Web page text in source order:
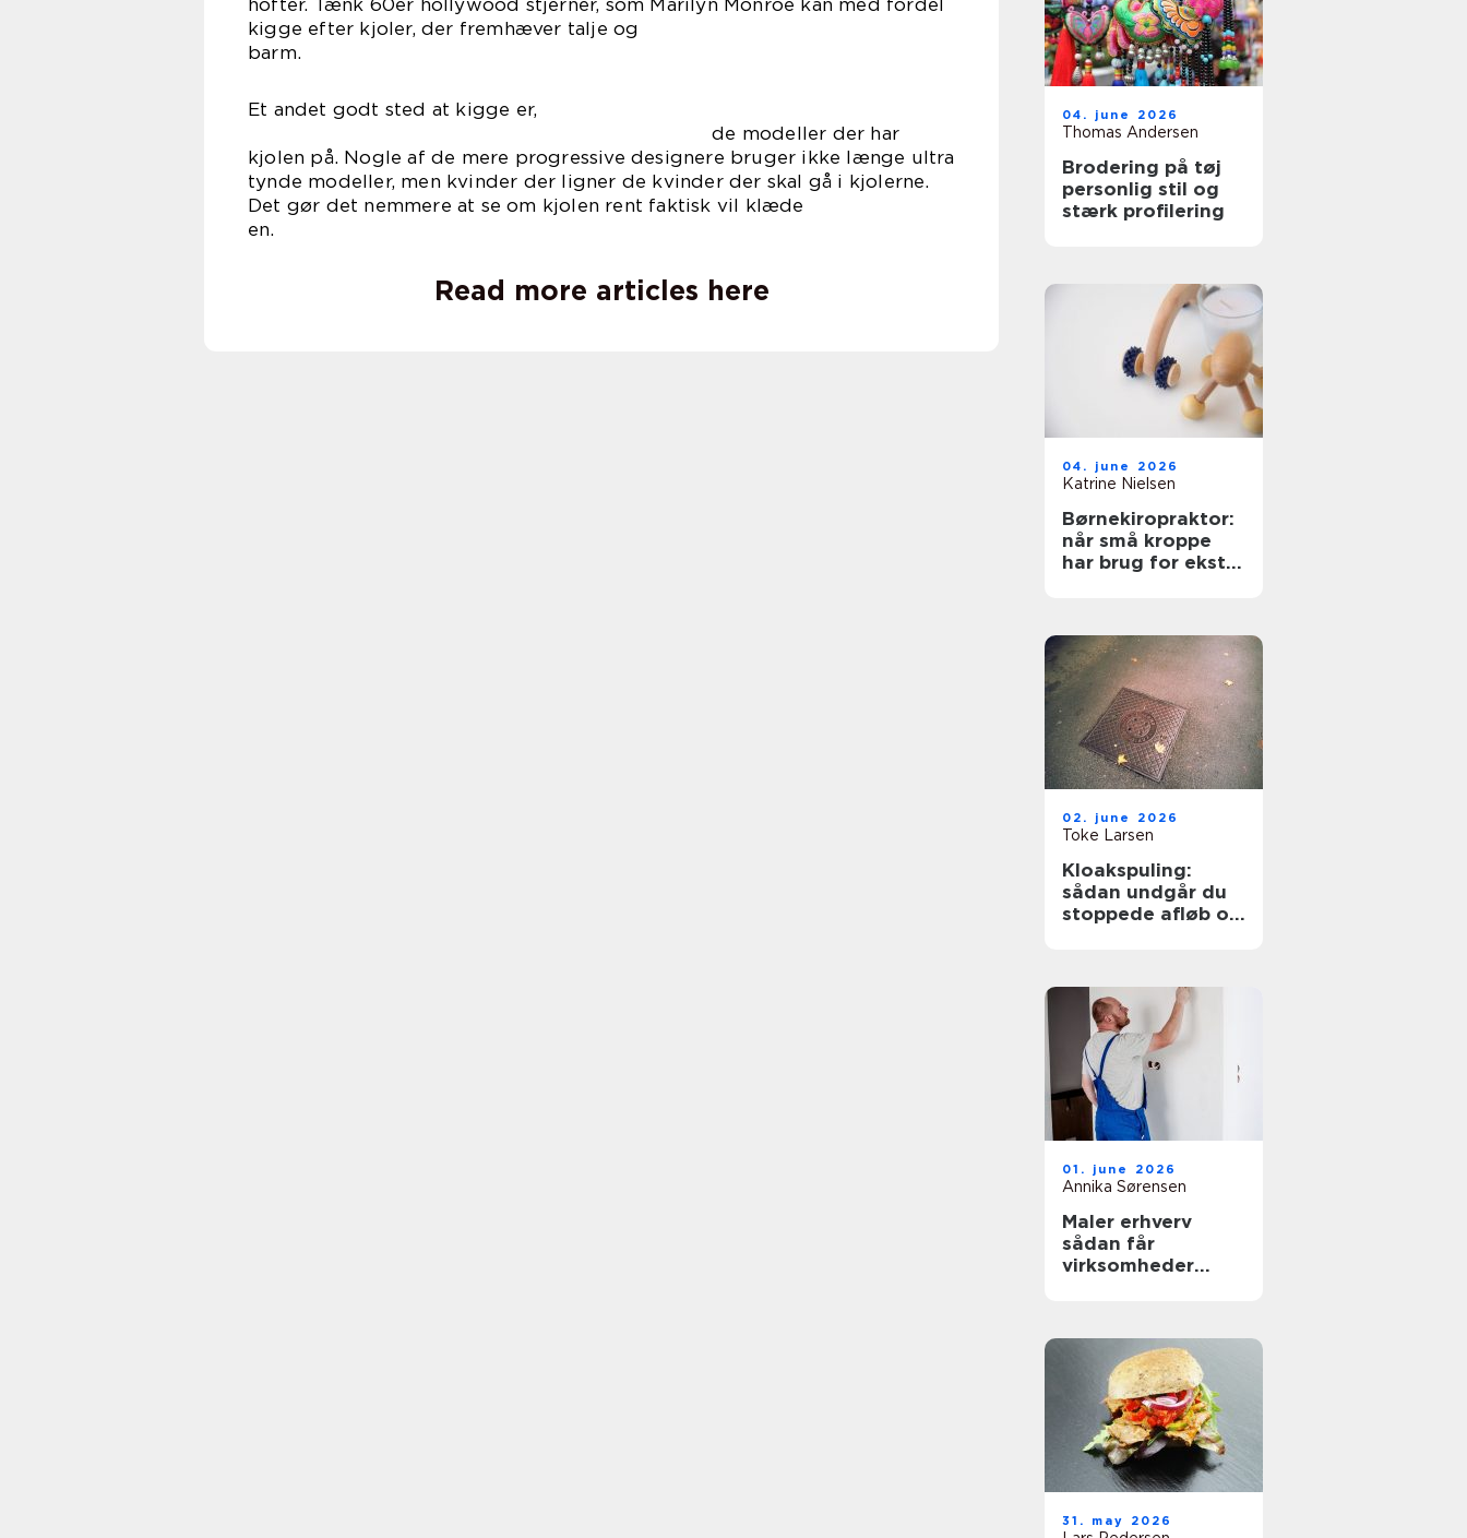
hofter. Tænk 60er hollywood stjerner, som Marilyn Monroe kan med fordel
kigge efter kjoler, der fremhæver talje og
barm.
Et andet godt sted at kigge er,
de modeller der har
kjolen på. Nogle af de mere progressive designere bruger ikke længe ultra
tynde modeller, men kvinder der ligner de kvinder der skal gå i kjolerne.
Det gør det nemmere at se om kjolen rent faktisk vil klæde
en.
Read more articles here
04. june 2026
Thomas Andersen
Brodering på tøj
personlig stil og
stærk profilering
04. june 2026
Katrine Nielsen
Børnekiropraktor:
når små kroppe
har brug for ekstra
02. june 2026
Toke Larsen
Kloakspuling:
sådan undgår du
stoppede afløb og
01. june 2026
Annika Sørensen
Maler erhverv
sådan får
virksomheder
31. may 2026